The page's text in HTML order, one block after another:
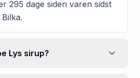
295 dage siden varen sidst
Lys sirup?